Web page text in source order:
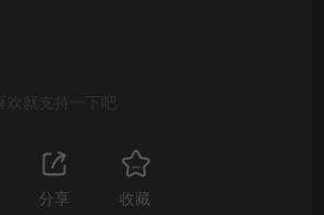
喜欢就支持一下吧
分享 收藏